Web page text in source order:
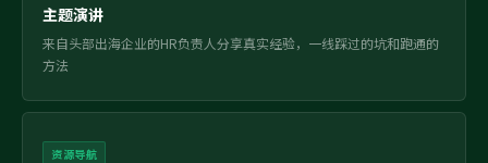
主题演讲
来自头部出海企业的HR负责人分享真实经验，一线踩过的坑和跑通的
方法
资源导航